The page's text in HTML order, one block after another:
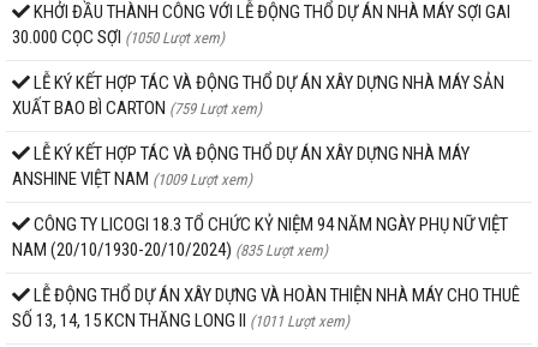
KHỞI ĐẦU THÀNH CÔNG VỚI LỄ ĐỘNG THỔ DỰ ÁN NHÀ MÁY SỢI GAI
30.000 CỌC SỢI (1050 Lượt xem)
LỄ KÝ KẾT HỢP TÁC VÀ ĐỘNG THỔ DỰ ÁN XÂY DỰNG NHÀ MÁY SẢN
XUẤT BAO BÌ CARTON (759 Lượt xem)
LỄ KÝ KẾT HỢP TÁC VÀ ĐỘNG THỔ DỰ ÁN XÂY DỰNG NHÀ MÁY
ANSHINE VIỆT NAM (1009 Lượt xem)
CÔNG TY LICOGI 18.3 TỔ CHỨC KỶ NIỆM 94 NĂM NGÀY PHỤ NỮ VIỆT
NAM (20/10/1930-20/10/2024) (835 Lượt xem)
LỄ ĐỘNG THỔ DỰ ÁN XÂY DỰNG VÀ HOÀN THIỆN NHÀ MÁY CHO THUÊ
SỐ 13, 14, 15 KCN THĂNG LONG II (1011 Lượt xem)